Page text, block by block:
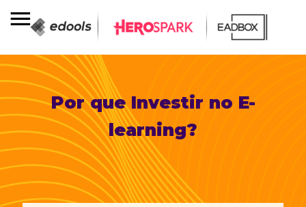
Por que Investir no E-
learning?